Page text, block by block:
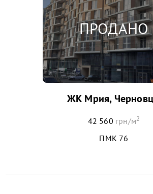
ЖК Мрия,
42 560 грн/м2
ПМК 76